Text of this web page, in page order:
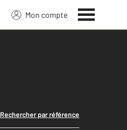
Mon compte
Rechercher par référence